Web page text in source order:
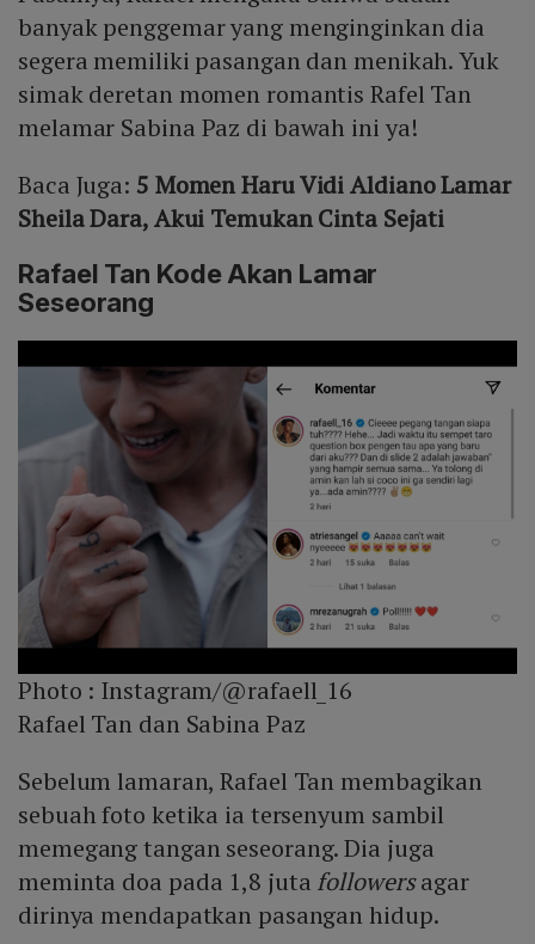
banyak penggemar yang menginginkan dia
segera memiliki pasangan dan menikah. Yuk
simak deretan momen romantis Rafel Tan
melamar Sabina Paz di bawah ini ya!
Baca Juga: 5 Momen Haru Vidi Aldiano Lamar
Sheila Dara, Akui Temukan Cinta Sejati
Rafael Tan Kode Akan Lamar
Seseorang
Photo : Instagram/@rafaell_16
Rafael Tan dan Sabina Paz
Sebelum lamaran, Rafael Tan membagikan
sebuah foto ketika ia tersenyum sambil
memegang tangan seseorang. Dia juga
meminta doa pada 1,8 juta followersagar
dirinya mendapatkan pasangan hidup.